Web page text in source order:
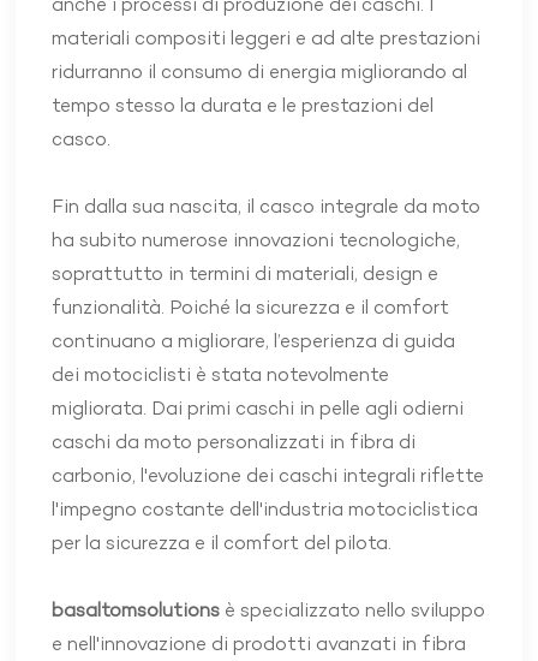
anche i processi di produzione dei caschi. I
materiali compositi leggeri e ad alte prestazioni
ridurranno il consumo di energia migliorando al
tempo stesso la durata e le prestazioni del
casco.
Fin dalla sua nascita, il casco integrale da moto
ha subito numerose innovazioni tecnologiche,
soprattutto in termini di materiali, design e
funzionalità. Poiché la sicurezza e il comfort
continuano a migliorare, l’esperienza di guida
dei motociclisti è stata notevolmente
migliorata. Dai primi caschi in pelle agli odierni
caschi da moto personalizzati in fibra di
carbonio, l'evoluzione dei caschi integrali riflette
l'impegno costante dell'industria motociclistica
per la sicurezza e il comfort del pilota.
basaltomsolutions è specializzato nello sviluppo
e nell'innovazione di prodotti avanzati in fibra